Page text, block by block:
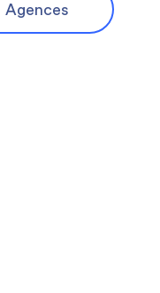
Agences